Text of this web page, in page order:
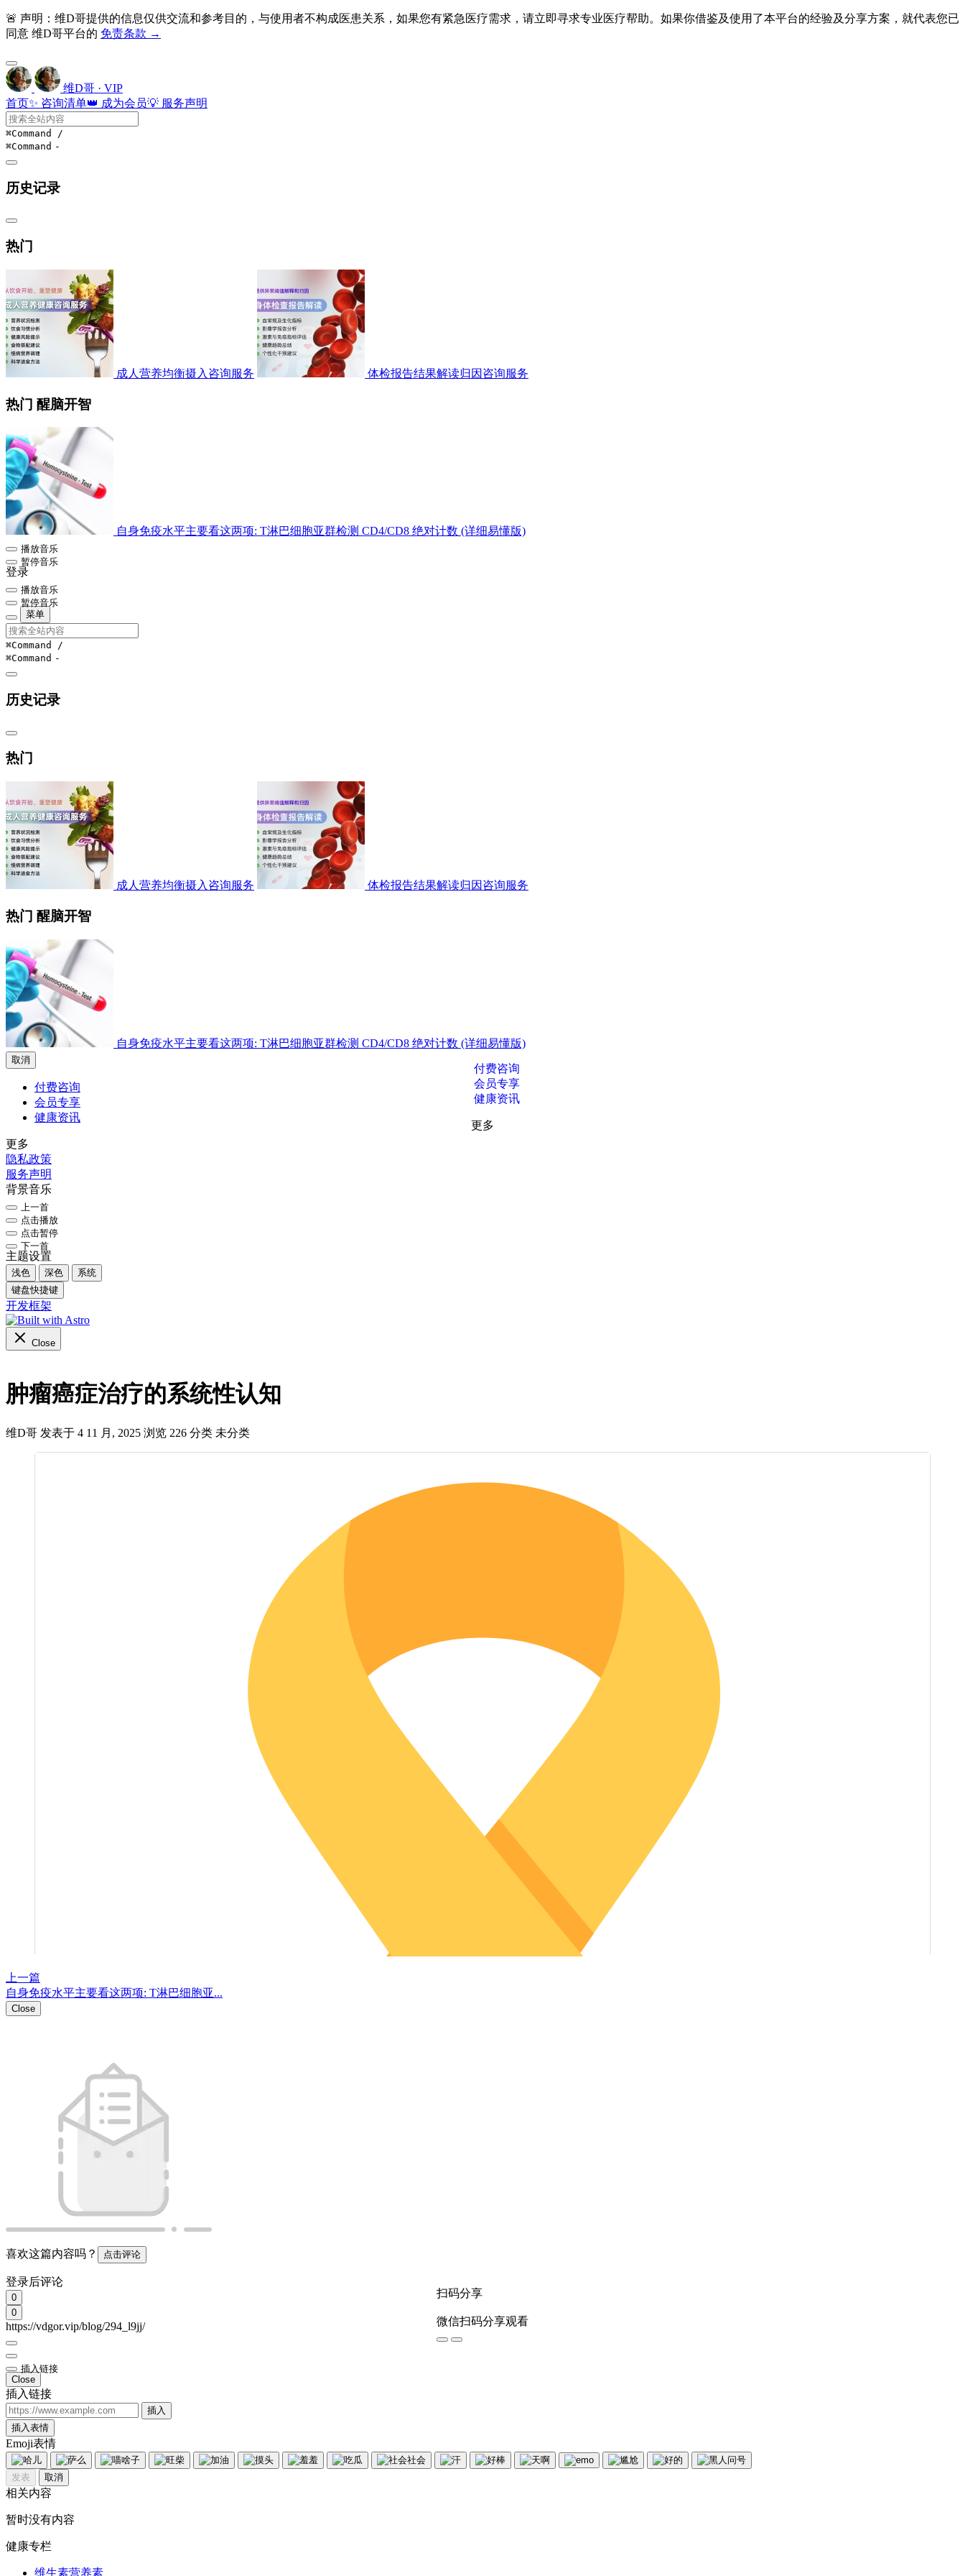
🚨 声明：维D哥提供的信息仅供交流和参考目的，与使用者不构成医患关系，如果您有紧急医疗需求，请立即寻求专业医疗帮助。如果你借鉴及使用了本平台的经验及分享方案，就代表您已
同意 维D哥平台的 免责条款 →
维D哥 · VIP
首页✨ 咨询清单👑 成为会员💡 服务声明
⌘Command /
⌘Command -
历史记录
热门
成人营养均衡摄入咨询服务 体检报告结果解读归因咨询服务
热门 醒脑开智
自身免疫水平主要看这两项: T淋巴细胞亚群检测 CD4/CD8 绝对计数 (详细易懂版)
播放音乐
暂停音乐
登录
播放音乐
暂停音乐
菜单
⌘Command /
⌘Command -
历史记录
热门
成人营养均衡摄入咨询服务 体检报告结果解读归因咨询服务
热门 醒脑开智
自身免疫水平主要看这两项: T淋巴细胞亚群检测 CD4/CD8 绝对计数 (详细易懂版)
取消
付费咨询
付费咨询
会员专享
会员专享
健康资讯
健康资讯
更多
更多
隐私政策
服务声明
背景音乐
上一首
点击播放
点击暂停
下一首
主题设置
浅色 深色
系统
键盘快捷键
开发框架
Close
肿瘤癌症治疗的系统性认知
维D哥 发表于 4 11 月, 2025 浏览 226 分类 未分类
上一篇
自身免疫水平主要看这两项: T淋巴细胞亚...
Close
喜欢这篇内容吗？ 点击评论
登录后评论
0
0
https://vdgor.vip/blog/294_l9jj/
扫码分享
微信扫码分享观看
插入链接
Close
插入链接
插入
插入表情
Emoji表情
发表 取消
相关内容
暂时没有内容
健康专栏
维生素营养素